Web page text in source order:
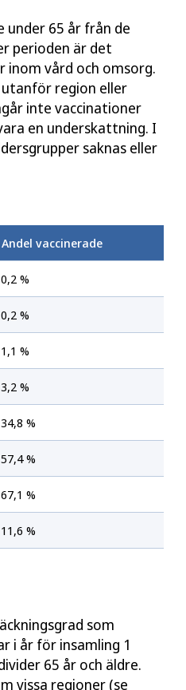
65 år från de
perioden är det
inom vård och omsorg.
region eller
inte vaccinationer
en underskattning. I
saknas eller
Andel vaccinerade
0,2 %
0,2 %
1,1 %
3,2 %
34,8 %
57,4 %
67,1 %
11,6 %
som
i år för insamling 1
65 år och äldre.
vissa regioner (se